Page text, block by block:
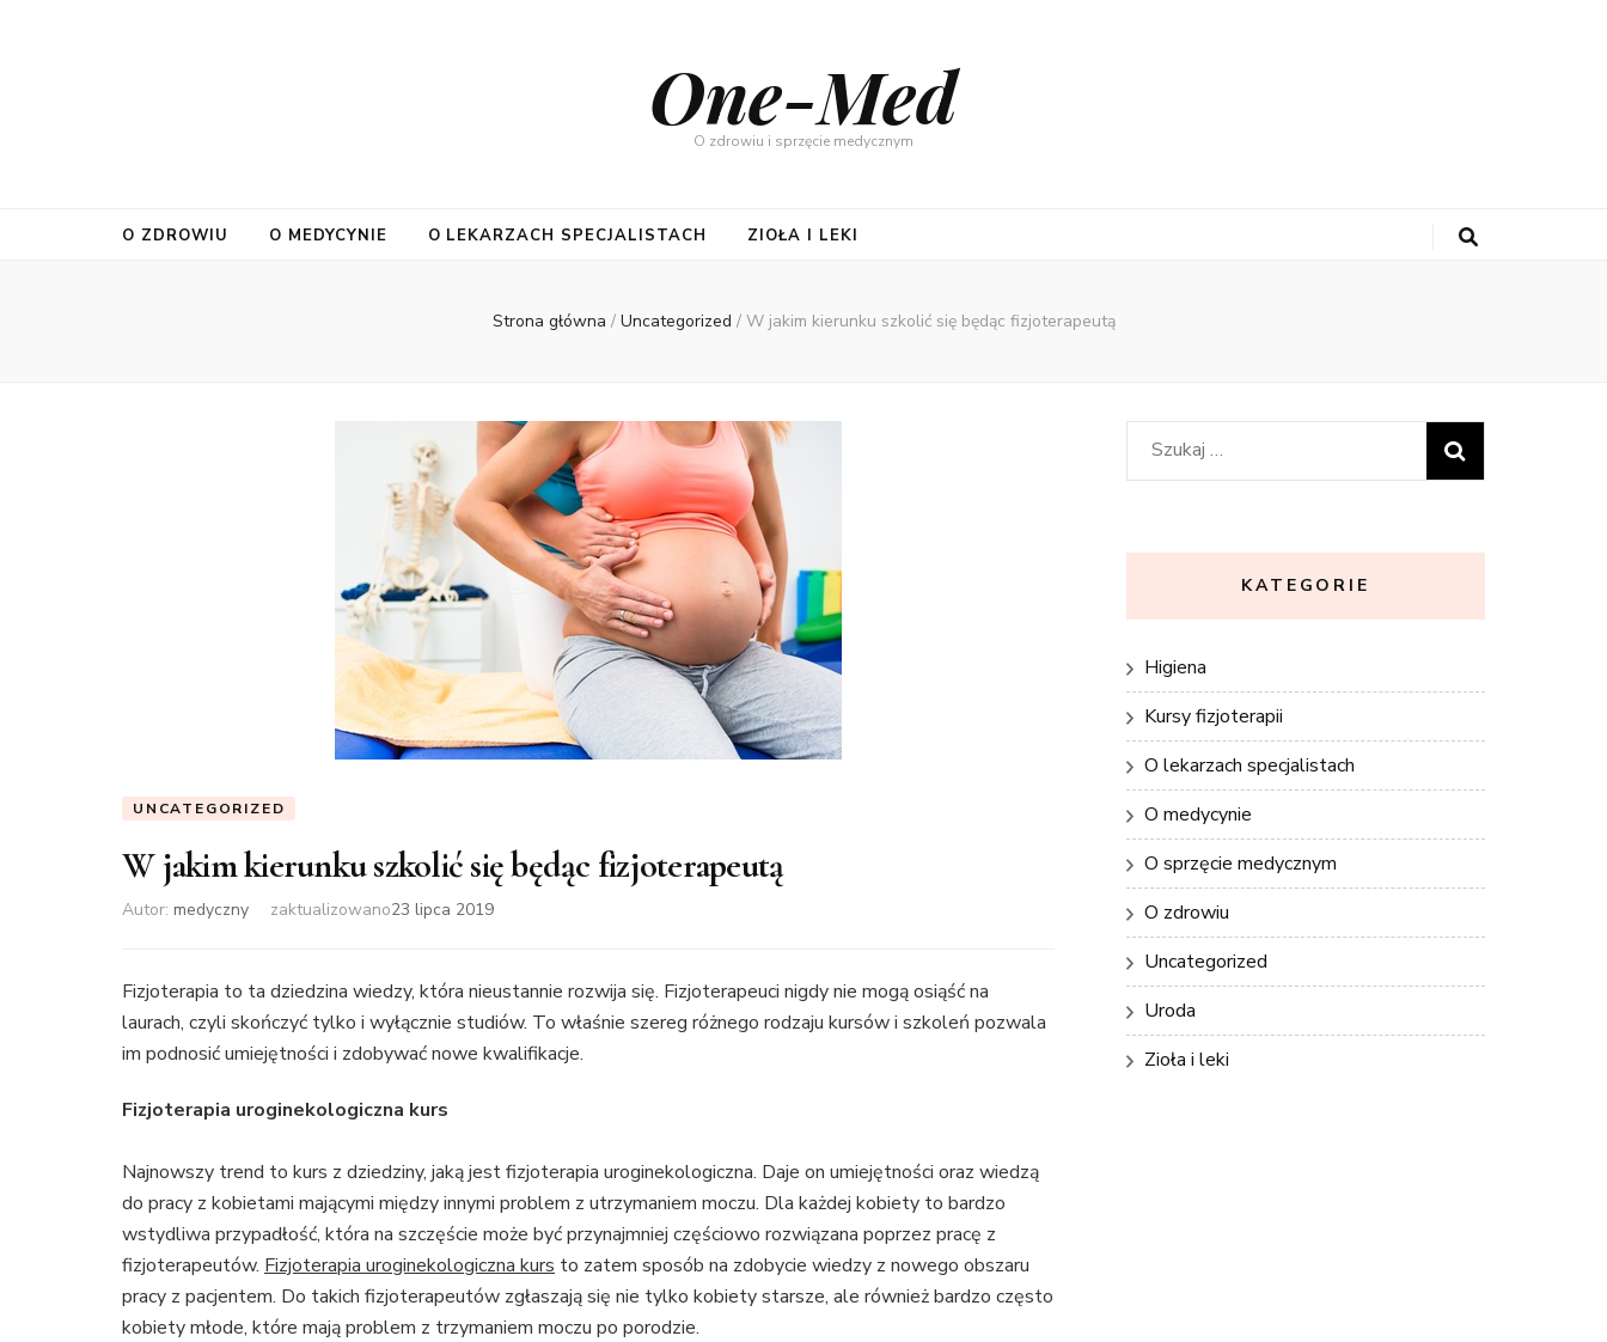
One-Med
O zdrowiu i sprzęcie medycznym
O ZDROWIU O MEDYCYNIE O LEKARZACH SPECJALISTACH ZIOŁA I LEKI
Strona główna / Uncategorized / W jakim kierunku szkolić się będąc fizjoterapeutą
UNCATEGORIZED
W jakim kierunku szkolić się będąc fizjoterapeutą
Autor: medyczny zaktualizowano23 lipca 2019
Fizjoterapia to ta dziedzina wiedzy, która nieustannie rozwija się. Fizjoterapeuci nigdy nie mogą osiąść na
laurach, czyli skończyć tylko i wyłącznie studiów. To właśnie szereg różnego rodzaju kursów i szkoleń pozwala
im podnosić umiejętności i zdobywać nowe kwalifikacje.
Fizjoterapia uroginekologiczna kurs
Najnowszy trend to kurs z dziedziny, jaką jest fizjoterapia uroginekologiczna. Daje on umiejętności oraz wiedzą
do pracy z kobietami mającymi między innymi problem z utrzymaniem moczu. Dla każdej kobiety to bardzo
wstydliwa przypadłość, która na szczęście może być przynajmniej częściowo rozwiązana poprzez pracę z
fizjoterapeutów. Fizjoterapia uroginekologiczna kurs to zatem sposób na zdobycie wiedzy z nowego obszaru
pracy z pacjentem. Do takich fizjoterapeutów zgłaszają się nie tylko kobiety starsze, ale również bardzo często
kobiety młode, które mają problem z trzymaniem moczu po porodzie.
Szukaj:
KATEGORIE
Higiena
Kursy fizjoterapii
O lekarzach specjalistach
O medycynie
O sprzęcie medycznym
O zdrowiu
Uncategorized
Uroda
Zioła i leki